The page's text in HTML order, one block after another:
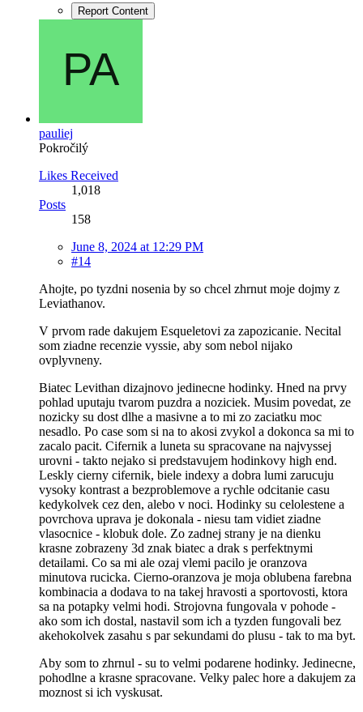
Report Content
pauliej
Pokročilý
Likes Received
1,018
Posts
158
June 8, 2024 at 12:29 PM
#14
Ahojte, po tyzdni nosenia by so chcel zhrnut moje dojmy z
Leviathanov.
V prvom rade dakujem Esqueletovi za zapozicanie. Necital
som ziadne recenzie vyssie, aby som nebol nijako
ovplyvneny.
Biatec Levithan dizajnovo jedinecne hodinky. Hned na prvy
pohlad uputaju tvarom puzdra a noziciek. Musim povedat, ze
nozicky su dost dlhe a masivne a to mi zo zaciatku moc
nesadlo. Po case som si na to akosi zvykol a dokonca sa mi to
zacalo pacit. Cifernik a luneta su spracovane na najvyssej
urovni - takto nejako si predstavujem hodinkovy high end.
Leskly cierny cifernik, biele indexy a dobra lumi zarucuju
vysoky kontrast a bezproblemove a rychle odcitanie casu
kedykolvek cez den, alebo v noci. Hodinky su celolestene a
povrchova uprava je dokonala - niesu tam vidiet ziadne
vlasocnice - klobuk dole. Zo zadnej strany je na dienku
krasne zobrazeny 3d znak biatec a drak s perfektnymi
detailami. Co sa mi ale ozaj vlemi pacilo je oranzova
minutova rucicka. Cierno-oranzova je moja oblubena farebna
kombinacia a dodava to na takej hravosti a sportovosti, ktora
sa na potapky velmi hodi. Strojovna fungovala v pohode -
ako som ich dostal, nastavil som ich a tyzden fungovali bez
akehokolvek zasahu s par sekundami do plusu - tak to ma byt.
Aby som to zhrnul - su to velmi podarene hodinky. Jedinecne,
pohodlne a krasne spracovane. Velky palec hore a dakujem za
moznost si ich vyskusat.